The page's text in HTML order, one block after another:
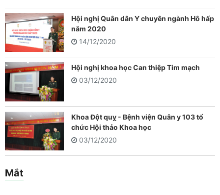
Hội nghị Quân dân Y chuyên ngành Hô hấp
năm 2020
14/12/2020
Hội nghị khoa học Can thiệp Tim mạch
03/12/2020
Khoa Đột quỵ - Bệnh viện Quân y 103 tổ
chức Hội thảo Khoa học
03/12/2020
Mắt